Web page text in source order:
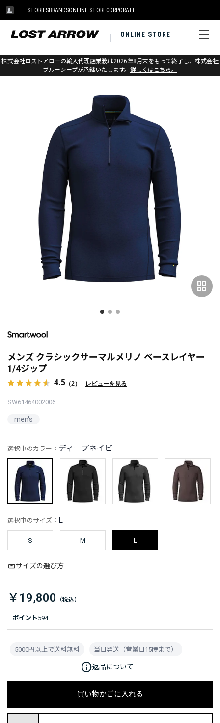
STORIESBRANDSONLINE STORECORPORATE
ONLINE STORE
株式会社ロストアローの輸入代理店業務は2026年8月末をもって終了し、株式会社
ブルーシープが承継いたします。 詳しくはこちら。
ホーム > スマートウール > アパレル > アンダーウェア
grid_view
メンズ クラシックサーマルメリノ ベースレイヤー
1/4ジップ
4.5 （2） レビューを見る
SW61464002006
men's
ポイント594
選択中のカラー： ディープネイビー
選択中のサイズ： L
S M L
サイズの選び方
￥19,800
買い物かごに入れる
5000円以上で送料無料 当日発送（営業日15時まで）
info返品について